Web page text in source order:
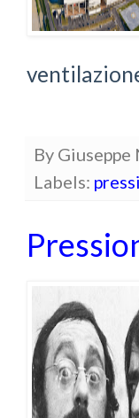
By Giuseppe
Labels: